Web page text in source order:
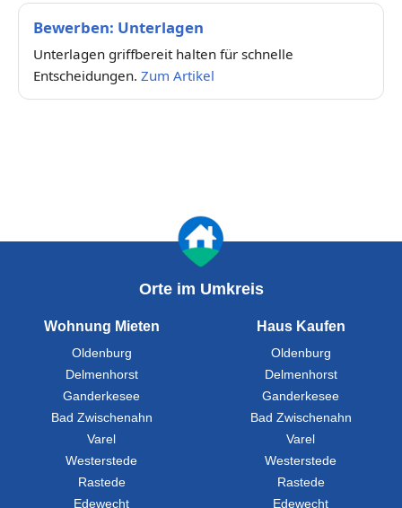
Bewerben: Unterlagen
Unterlagen griffbereit halten für schnelle
Entscheidungen. Zum Artikel
Orte im Umkreis
Wohnung Mieten
Oldenburg
Delmenhorst
Ganderkesee
Bad Zwischenahn
Varel
Westerstede
Rastede
Edewecht
Haus Kaufen
Oldenburg
Delmenhorst
Ganderkesee
Bad Zwischenahn
Varel
Westerstede
Rastede
Edewecht